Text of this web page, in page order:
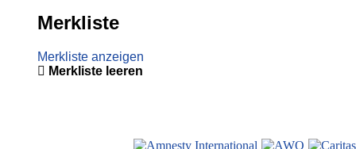
Merkliste
Merkliste anzeigen
Merkliste leeren